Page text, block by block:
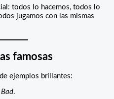
todos lo hacemos, todos lo
jugamos con las mismas
famosas
ejemplos brillantes:
.